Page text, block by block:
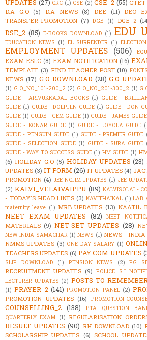
UPDATES (27) CRC (1) CSE (2) CSE_2 (55) CTET
D.A G.O (5) D.A NEWS (8) DEE (11) DEO
TRANSFER-PROMOTION (7) DGE (1) DGE_2
DSE_2 (85) E-BOOKS DOWNLOAD (1) EDU
EDUCATION NEWS (1) EL SURRENDER (1) ELECTION
EMPLOYMENT UPDATES (506)
EXAM ESLC (8) EXAM NOTIFICATION (16)
TEMPLATE (3) FIND TEACHER POST (10)
NEWS (17) G.O DOWNLOAD (28) G.O
(1) G.O_NO_101-200_2 (2) G.O_NO_201-300_2 (1)
GUIDE - ARIVUKKADAL BOOKS (1) GUIDE -
GUIDE (1) GUIDE - DOLPHIN GUIDE (1) GUIDE - DON
GUIDE (1) GUIDE - GEM GUIDE (1) GUIDE - JAMES GUIDE
GUIDE - KONAR GUIDE (1) GUIDE - LOYOLA GUIDE
GUIDE - PENGUIN GUIDE (1) GUIDE - PREMIER GUIDE
GUIDE - SELECTION GUIDE (1) GUIDE - SURA GUIDE
GUIDE - WAY TO SUCCESS GUIDE (1) HM GUIDE (1)
(6) HOLIDAY G.O (5) HOLIDAY UPDATES (23)
UPDATES (3) IT FORM (26) IT UPDATES (4)
PROMOTION (4) JEE NCHM UPDATES (1) JEE
(2) KALVI_VELAIVAIPPU (89) KALVISOLAI -
- TODAY'S HEAD LINES (3) KAVITHAIKAL (1) LAB
maternity leave (1) MRB UPDATES (13) NAATIL
NEET EXAM UPDATES (82) NEET
MATERIALS (9) NET-SET UPDATES (28)
NEW INDIA SAMACHAR (1) NEWS (1) NEWS - INDIA
NMMS UPDATES (3) ONE DAY SALARY (1)
TEACHERS UPDATES (6) PAY COM UPDATES
SLIP DOWNLOAD
(1) PENSION NEWS (2) PG
RECRUITMENT UPDATES (9) POLICE S.I
LECTURER UPDATES (2) POSTS TO
(1) PRAYER_2 (141) PROMOTION PANEL (2)
PROMOTION UPDATES (16) PROMOTION-
COUNSELLING_2 (138) PTA QUESTION
QUARTERLY EXAM (1) REGULARISATION
RESULT UPDATES (90) RH DOWNLOAD (10)
SCHOLARSHIP UPDATES (6) SCHOOL